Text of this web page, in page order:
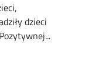
dzieci